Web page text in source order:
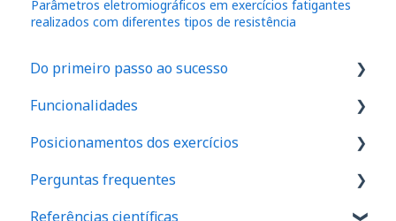
Parâmetros eletromiográficos em exercícios fatigantes
realizados com diferentes tipos de resistência
Do primeiro passo ao sucesso
1. Como são feitos os cadastros no aplicativo
2. Onde realizar o exame de força em seu
Funcionalidades
IA
Dinamômetro de Preensão Palmar
Protocolos
Posicionamentos dos exercícios
Ombro
Cotovelo
Perguntas frequentes
Conhecendo os Planos Kinology e Como Fazer o
Referências científicas